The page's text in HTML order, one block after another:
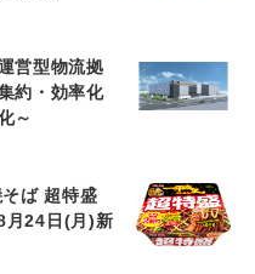
営型物流拠
約・効率化
～
そば 超特盛
月24日(月)新